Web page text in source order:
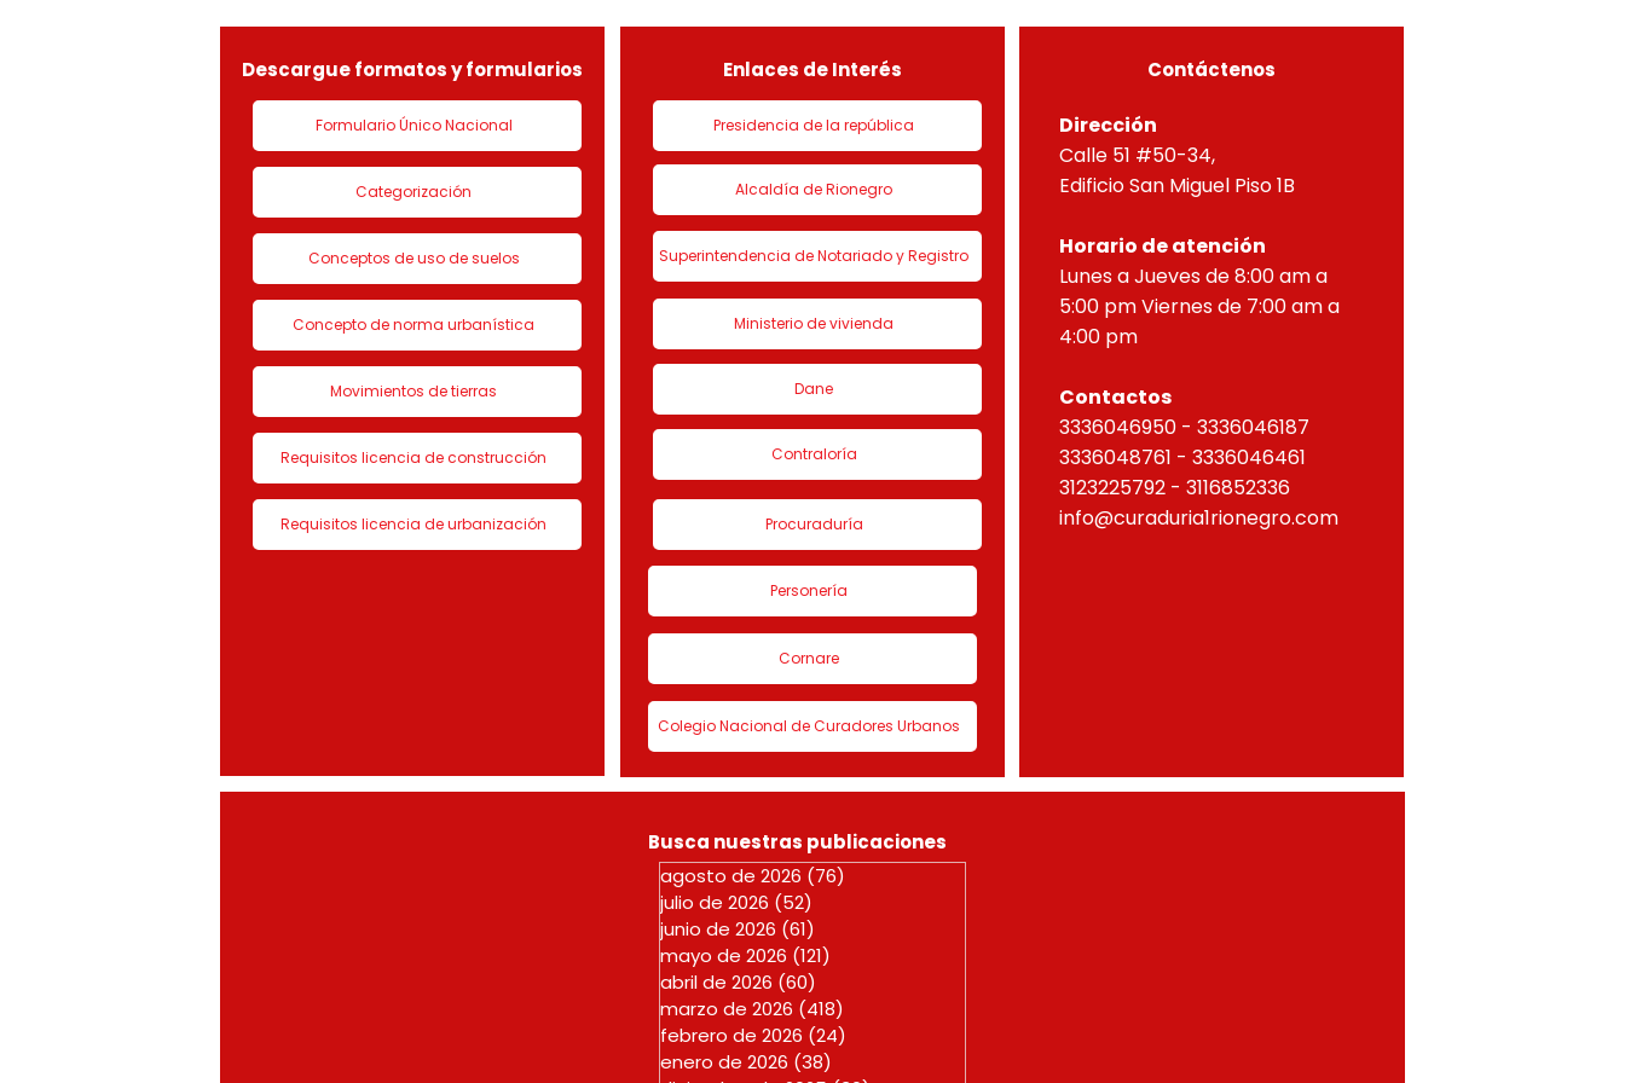
LICENCIA DE CON
de urbanización 1 denominado
HORIZONTAL, correspondien
Descargue formatos y formularios
Formulario Único Nacional
Categorización
Conceptos de uso de suelos
Concepto de norma urbanística
Movimientos de tierras
Requisitos licencia de construcción
Requisitos licencia de urbanización
Enlaces de Interés
Presidencia de la república
Alcaldía de Rionegro
Superintendencia de Notariado y Registro
Ministerio de vivienda
Dane
Contraloría
Procuraduría
Personería
Cornare
Colegio Nacional de Curadores Urbanos
Contáctenos
Dirección
Calle 51 #50-34,
Edificio San Miguel Piso 1B
Horario de atención
Lunes a Jueves de 8:00 am a
5:00 pm Viernes de 7:00 am a
4:00 pm
Contactos
3336046950 - 3336046187
3336048761 - 3336046461
3123225792 - 3116852336
info@curaduria1rionegro.com
Busca nuestras publicaciones
agosto de 2026 (76)
julio de 2026 (52)
junio de 2026 (61)
mayo de 2026 (121)
abril de 2026 (60)
marzo de 2026 (418)
febrero de 2026 (24)
enero de 2026 (38)